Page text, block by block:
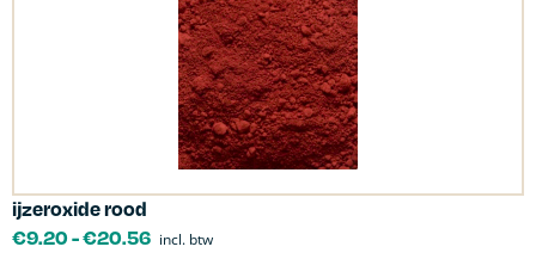
ijzeroxide rood
€9.20-€20.56 incl. btw